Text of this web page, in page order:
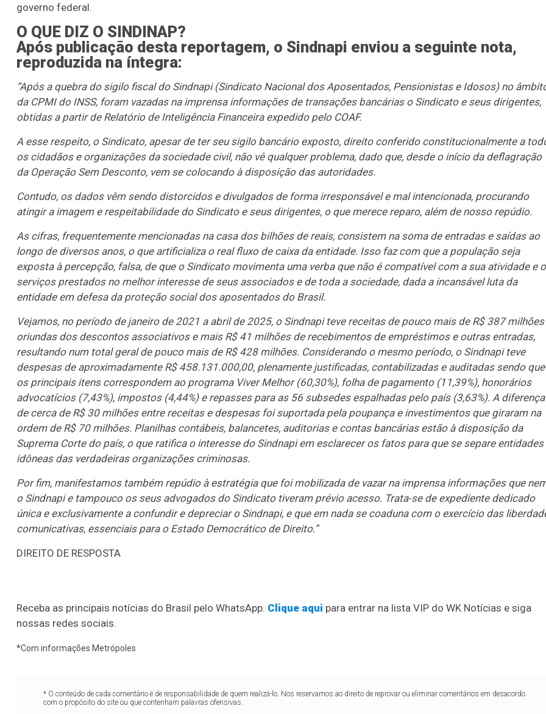
governo federal.
O QUE DIZ O SINDINAP?
Após publicação desta reportagem, o Sindnapi enviou a seguinte nota,
reproduzida na íntegra:
“Após a quebra do sigilo fiscal do Sindnapi (Sindicato Nacional dos Aposentados, Pensionistas e Idosos) no
da CPMI do INSS, foram vazadas na imprensa informações de transações bancárias o Sindicato e seus dirigentes,
obtidas a partir de Relatório de Inteligência Financeira expedido pelo COAF.
A esse respeito, o Sindicato, apesar de ter seu sigilo bancário exposto, direito conferido constitucionalmente a
os cidadãos e organizações da sociedade civil, não vê qualquer problema, dado que, desde o início da deflagração
da Operação Sem Desconto, vem se colocando à disposição das autoridades.
Contudo, os dados vêm sendo distorcidos e divulgados de forma irresponsável e mal intencionada, procurando
atingir a imagem e respeitabilidade do Sindicato e seus dirigentes, o que merece reparo, além de nosso repúdio.
As cifras, frequentemente mencionadas na casa dos bilhões de reais, consistem na soma de entradas e saídas ao
longo de diversos anos, o que artificializa o real fluxo de caixa da entidade. Isso faz com que a população seja
exposta à percepção, falsa, de que o Sindicato movimenta uma verba que não é compatível com a sua atividade e
serviços prestados no melhor interesse de seus associados e de toda a sociedade, dada a incansável luta da
entidade em defesa da proteção social dos aposentados do Brasil.
Vejamos, no período de janeiro de 2021 a abril de 2025, o Sindnapi teve receitas de pouco mais de R$ 387 milhões
oriundas dos descontos associativos e mais R$ 41 milhões de recebimentos de empréstimos e outras entradas,
resultando num total geral de pouco mais de R$ 428 milhões. Considerando o mesmo período, o Sindnapi teve
despesas de aproximadamente R$ 458.131.000,00, plenamente justificadas, contabilizadas e auditadas sendo que
os principais itens correspondem ao programa Viver Melhor (60,30%), folha de pagamento (11,39%), honorários
advocatícios (7,43%), impostos (4,44%) e repasses para as 56 subsedes espalhadas pelo país (3,63%). A diferença
de cerca de R$ 30 milhões entre receitas e despesas foi suportada pela poupança e investimentos que giraram na
ordem de R$ 70 milhões. Planilhas contábeis, balancetes, auditorias e contas bancárias estão à disposição da
Suprema Corte do país, o que ratifica o interesse do Sindnapi em esclarecer os fatos para que se separe entidades
idôneas das verdadeiras organizações criminosas.
Por fim, manifestamos também repúdio à estratégia que foi mobilizada de vazar na imprensa informações que
o Sindnapi e tampouco os seus advogados do Sindicato tiveram prévio acesso. Trata-se de expediente dedicado
única e exclusivamente a confundir e depreciar o Sindnapi, e que em nada se coaduna com o exercício das
comunicativas, essenciais para o Estado Democrático de Direito.”
DIREITO DE RESPOSTA
Receba as principais notícias do Brasil pelo WhatsApp. Clique aqui para entrar na lista VIP do WK Notícias e siga
nossas redes sociais.
*Com informações Metrópoles
* O conteúdo de cada comentário é de responsabilidade de quem realizá-lo. Nos reservamos ao direito de reprovar ou eliminar comentários em desacordo
com o propósito do site ou que contenham palavras ofensivas.